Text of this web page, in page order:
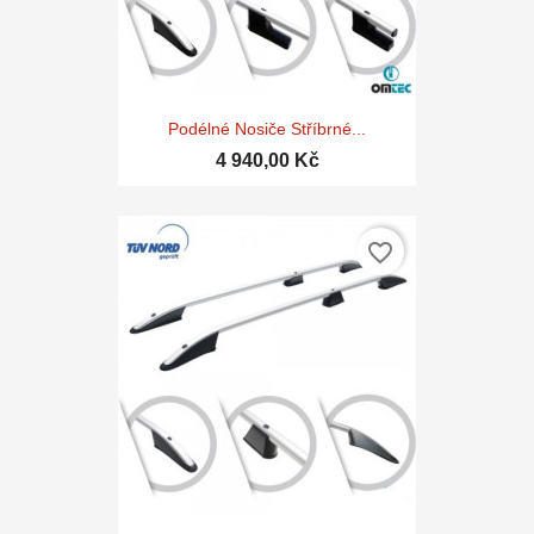
Podélné Nosiče Stříbrné...
4 940,00 Kč
favorite_border